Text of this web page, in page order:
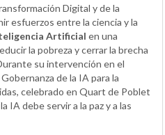
Digital y de la
esfuerzos entre la ciencia y la
Artificial en una
la pobreza y cerrar la brecha
su intervención en el
de la IA para la
celebrado en Quart de Poblet
IA debe servir a la paz y a las